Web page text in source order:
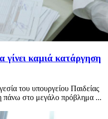
γίνει καμιά κατάργηση
του υπουργείου Παιδείας
πάνω στο μεγάλο πρόβλημα ...